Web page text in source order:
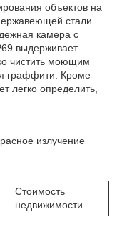
объектов на
стали
камера с
выдерживает
чистить моющим
граффити. Кроме
легко определить,
излучение
Стоимость
недвижимости